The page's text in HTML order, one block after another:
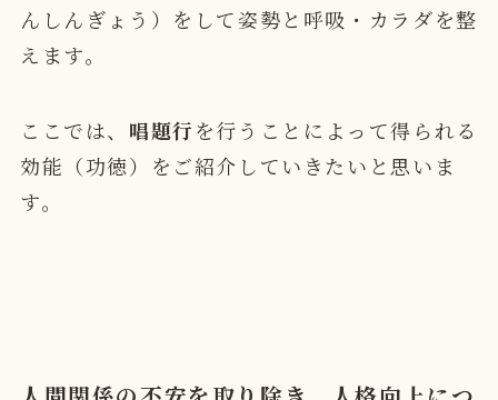
んしんぎょう）をして姿勢と呼吸・カラダを整
えます。
ここでは、 唱題行を行うことによって得られる
効能（功徳）をご紹介していきたいと思いま
す。